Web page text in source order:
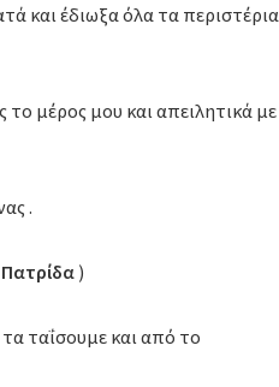
και έδιωξα όλα τα περιστέρια
μέρος μου και απειλητικά με
.
Πατρίδα )
ταΐσουμε και από το